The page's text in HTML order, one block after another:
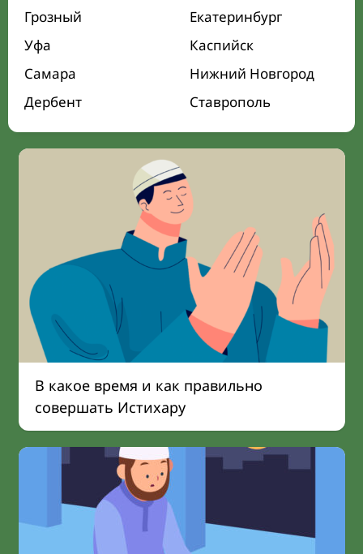
Грозный
Екатеринбург
Уфа
Каспийск
Самара
Нижний Новгород
Дербент
Ставрополь
В какое время и как правильно
совершать Истихару